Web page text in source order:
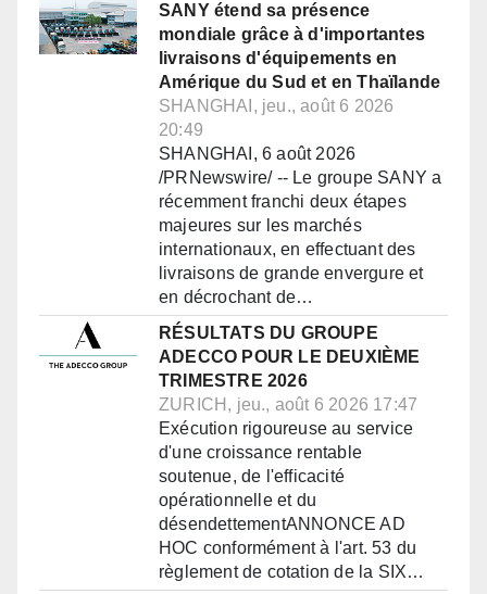
SANY étend sa présence
mondiale grâce à d'importantes
livraisons d'équipements en
Amérique du Sud et en Thaïlande
SHANGHAI, jeu., août 6 2026
20:49
SHANGHAI, 6 août 2026
/PRNewswire/ -- Le groupe SANY a
récemment franchi deux étapes
majeures sur les marchés
internationaux, en effectuant des
livraisons de grande envergure et
en décrochant de…
RÉSULTATS DU GROUPE
ADECCO POUR LE DEUXIÈME
TRIMESTRE 2026
ZURICH, jeu., août 6 2026 17:47
Exécution rigoureuse au service
d'une croissance rentable
soutenue, de l'efficacité
opérationnelle et du
désendettementANNONCE AD
HOC conformément à l'art. 53 du
règlement de cotation de la SIX…